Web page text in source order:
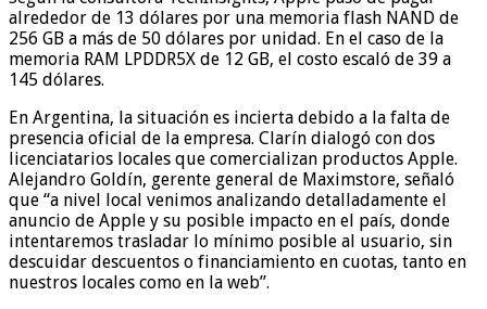
alrededor de 13 dólares por una memoria flash NAND de
256 GB a más de 50 dólares por unidad. En el caso de la
memoria RAM LPDDR5X de 12 GB, el costo escaló de 39 a
145 dólares.
En Argentina, la situación es incierta debido a la falta de
presencia oficial de la empresa. Clarín dialogó con dos
licenciatarios locales que comercializan productos Apple.
Alejandro Goldín, gerente general de Maximstore, señaló
que “a nivel local venimos analizando detalladamente el
anuncio de Apple y su posible impacto en el país, donde
intentaremos trasladar lo mínimo posible al usuario, sin
descuidar descuentos o financiamiento en cuotas, tanto en
nuestros locales como en la web”.